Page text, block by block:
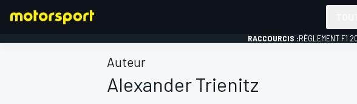
RACCOURCIS :RÈGLEMENT F1
Auteur
Alexander Trienitz